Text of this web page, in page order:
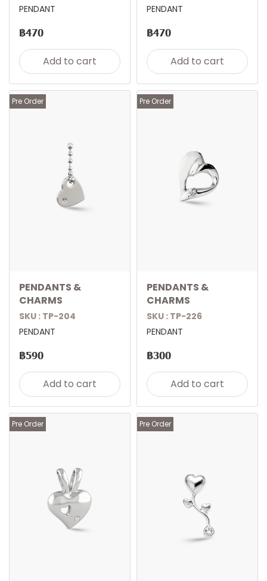
PENDANT
฿470
Add to cart
PENDANT
฿470
Add to cart
Pre Order
PENDANTS &
CHARMS
SKU : TP-204
PENDANT
฿590
Add to cart
Pre Order
PENDANTS &
CHARMS
SKU : TP-226
PENDANT
฿300
Add to cart
Pre Order Pre Order